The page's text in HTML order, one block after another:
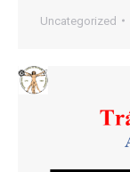
Uncategorized